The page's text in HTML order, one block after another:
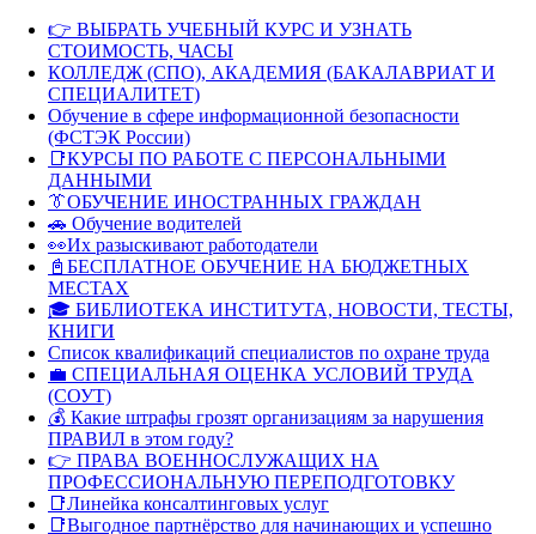
👉 ВЫБРАТЬ УЧЕБНЫЙ КУРС И УЗНАТЬ
СТОИМОСТЬ, ЧАСЫ
КОЛЛЕДЖ (СПО), АКАДЕМИЯ (БАКАЛАВРИАТ И
СПЕЦИАЛИТЕТ)
Обучение в сфере информационной безопасности
(ФСТЭК России)
📑КУРСЫ ПО РАБОТЕ С ПЕРСОНАЛЬНЫМИ
ДАННЫМИ
👔ОБУЧЕНИЕ ИНОСТРАННЫХ ГРАЖДАН
🚗 Обучение водителей
👀Их разыскивают работодатели
📓БЕСПЛАТНОЕ ОБУЧЕНИЕ НА БЮДЖЕТНЫХ
МЕСТАХ
🎓 БИБЛИОТЕКА ИНСТИТУТА, НОВОСТИ, ТЕСТЫ,
КНИГИ
Список квалификаций специалистов по охране труда
💼 СПЕЦИАЛЬНАЯ ОЦЕНКА УСЛОВИЙ ТРУДА
(СОУТ)
💰 Какие штрафы грозят организациям за нарушения
ПРАВИЛ в этом году?
👉 ПРАВА ВОЕННОСЛУЖАЩИХ НА
ПРОФЕССИОНАЛЬНУЮ ПЕРЕПОДГОТОВКУ
📑Линейка консалтинговых услуг
📑Выгодное партнёрство для начинающих и успешно